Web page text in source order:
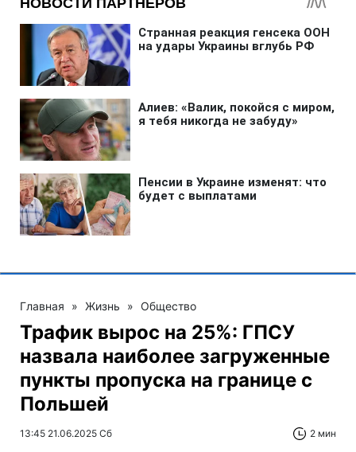
Главная » Жизнь » Общество
Трафик вырос на 25%: ГПСУ
назвала наиболее загруженные
пункты пропуска на границе с
Польшей
13:45 21.06.2025 Сб 2 мин